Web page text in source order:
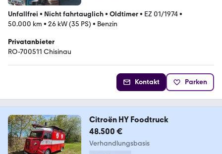
Unfallfrei • Nicht fahrtauglich• Oldtimer• EZ 01/1974•
50.000 km • 26 kW (35 PS) • Benzin
Privatanbieter
RO-700511 Chisinau
Kontakt Parken
Citroën HY Foodtruck
48.500 €
Verhandlungsbasis